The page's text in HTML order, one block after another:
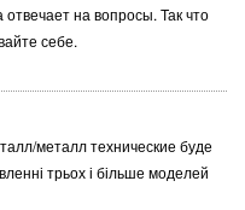
на вопросы. Так что
себе.
металл технические буде
трьох і більше моделей